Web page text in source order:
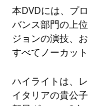
本DVDには、プ
バンス部門の上
ジョンの演技、
すべてノーカッ
ハイライトは、
イタリアの貴公